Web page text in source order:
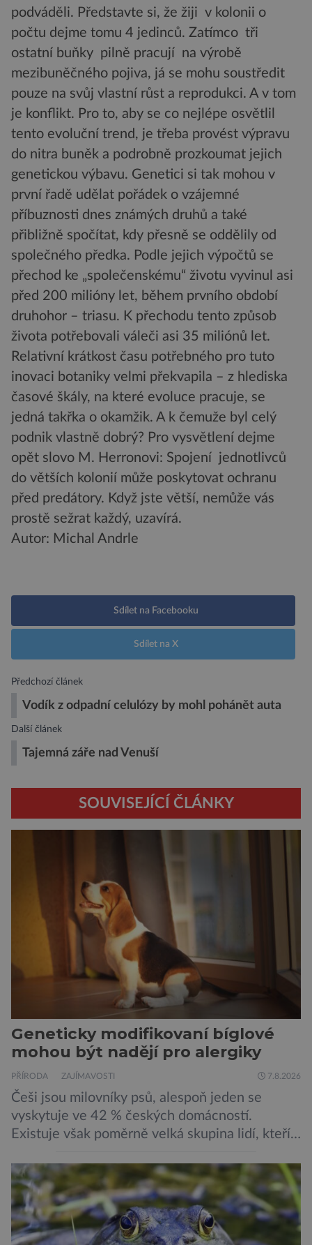
podváděli. Představte si, že žiji v kolonii o
počtu dejme tomu 4 jedinců. Zatímco tři
ostatní buňky pilně pracují na výrobě
mezibuněčného pojiva, já se mohu soustředit
pouze na svůj vlastní růst a reprodukci. A v tom
je konflikt. Pro to, aby se co nejlépe osvětlil
tento evoluční trend, je třeba provést výpravu
do nitra buněk a podrobně prozkoumat jejich
genetickou výbavu. Genetici si tak mohou v
první řadě udělat pořádek o vzájemné
příbuznosti dnes známých druhů a také
přibližně spočítat, kdy přesně se oddělily od
společného předka. Podle jejich výpočtů se
přechod ke „společenskému“ životu vyvinul asi
před 200 milióny let, během prvního období
druhohor – triasu. K přechodu tento způsob
života potřebovali váleči asi 35 miliónů let.
Relativní krátkost času potřebného pro tuto
inovaci botaniky velmi překvapila – z hlediska
časové škály, na které evoluce pracuje, se
jedná takřka o okamžik. A k čemuže byl celý
podnik vlastně dobrý? Pro vysvětlení dejme
opět slovo M. Herronovi: Spojení jednotlivců
do větších kolonií může poskytovat ochranu
před predátory. Když jste větší, nemůže vás
prostě sežrat každý, uzavírá.
Autor: Michal Andrle
Sdílet na Facebooku
Sdílet na X
Předchozí článek
Vodík z odpadní celulózy by mohl pohánět auta
Další článek
Tajemná záře nad Venuší
SOUVISEJÍCÍ ČLÁNKY
Geneticky modifikovaní bíglové
mohou být nadějí pro alergiky
PŘÍRODA ZAJÍMAVOSTI 7.8.2026
Češi jsou milovníky psů, alespoň jeden se
vyskytuje ve 42 % českých domácností.
Existuje však poměrně velká skupina lidí, kteří
jsou alergičtí. Jejich imunitní systém
přecitlivěle reaguje na proteiny obsažené v
psích slinách, potu, moči a šupinkách kůže,
zachycených v srsti. Vědci nyní geneticky